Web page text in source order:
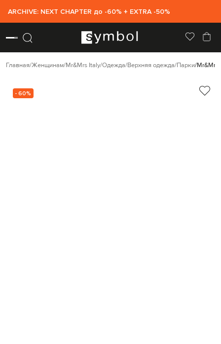
ARCHIVE: NEXT CHAPTER до -60% + EXTRA -50%
Главная Женщинам Mr&Mrs Italy Одежда Верхняя одежда Парки Mr&Mrs
- 60%